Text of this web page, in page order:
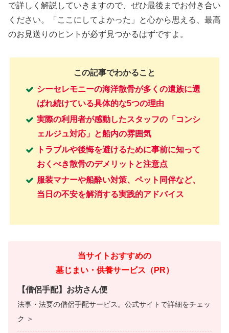
で詳しく解説していきますので、ぜひ最後までお付き合い
ください。「ここにしてよかった」と心から思える、最高
のお見送りのヒントが必ず見つかるはずですよ。
この記事でわかること
シーセレモニーの海洋散骨が多くの遺族に選
ばれ続けている具体的な5つの理由
実際の利用者が感動したスタッフの「コンシ
ェルジュ対応」と船内の雰囲気
トラブルや後悔を避けるために事前に知って
おくべき散骨のデメリットと注意点
服装マナーや船酔い対策、ペット同伴など、
当日の不安を解消する実践的アドバイス
当サイトおすすめの
墓じまい・供養サービス（PR）
【僧侶手配】お坊さん便
法事・法要の僧侶手配サービス。公式サイトで詳細をチェッ
ク ＞